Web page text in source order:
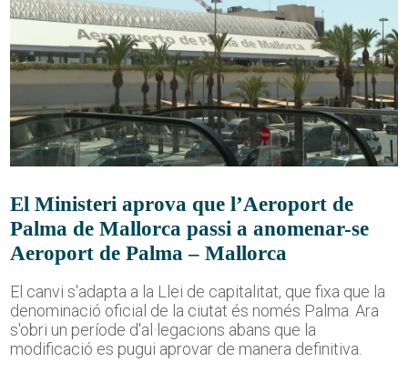
El Ministeri aprova que l’Aeroport de
Palma de Mallorca passi a anomenar-se
Aeroport de Palma – Mallorca
El canvi s'adapta a la Llei de capitalitat, que fixa que la
denominació oficial de la ciutat és només Palma. Ara
s'obri un període d'al·legacions abans que la
modificació es pugui aprovar de manera definitiva.